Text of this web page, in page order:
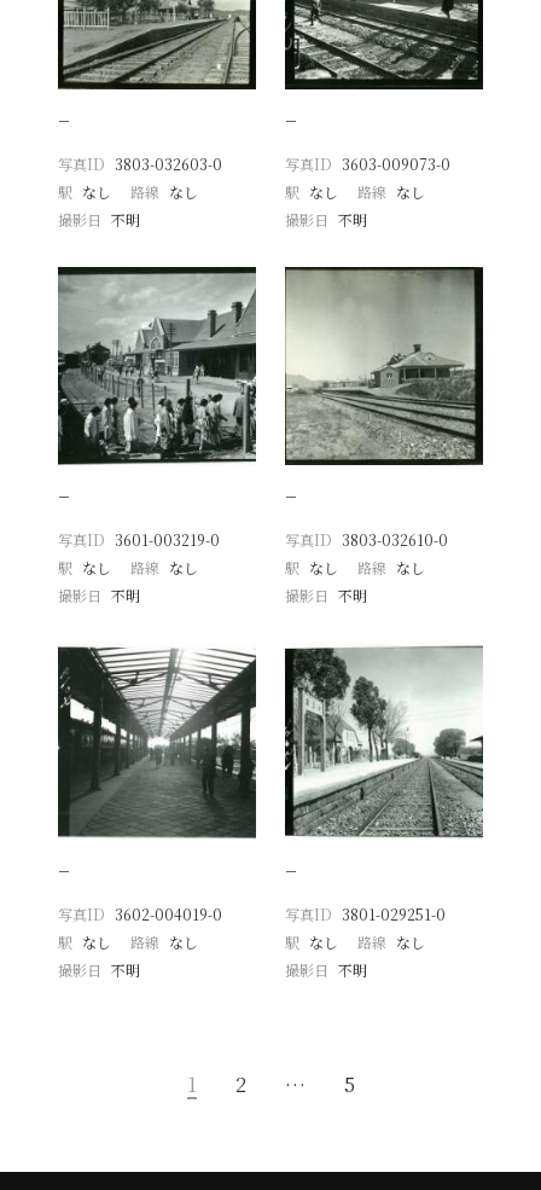
−
写真ID 3803-032603-0
駅 なし 路線 なし
撮影日
不明
−
写真ID 3603-009073-0
駅 なし 路線 なし
撮影日 不明
−
写真ID 3601-003219-0
駅 なし 路線 なし
撮影日
不明
−
写真ID 3803-032610-0
駅 なし 路線 なし
撮影日 不明
−
写真ID 3602-004019-0
駅 なし 路線 なし
撮影日
不明
−
写真ID 3801-029251-0
駅 なし 路線 なし
撮影日 不明
1 2 … 5